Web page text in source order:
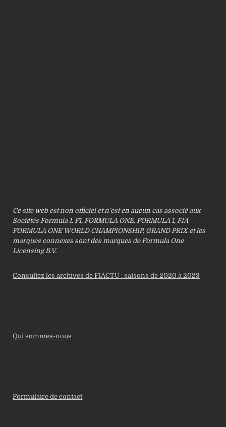
Ce site web est non officiel et n’est en aucun cas associé aux
Sociétés Formula 1. F1, FORMULA ONE, FORMULA 1, FIA
FORMULA ONE WORLD CHAMPIONSHIP, GRAND PRIX et les
marques connexes sont des marques de Formula One
Licensing B.V.
Consultez les archives de F1ACTU : saisons de 2020 à 2023
Qui sommes-nous
Formulaire de contact